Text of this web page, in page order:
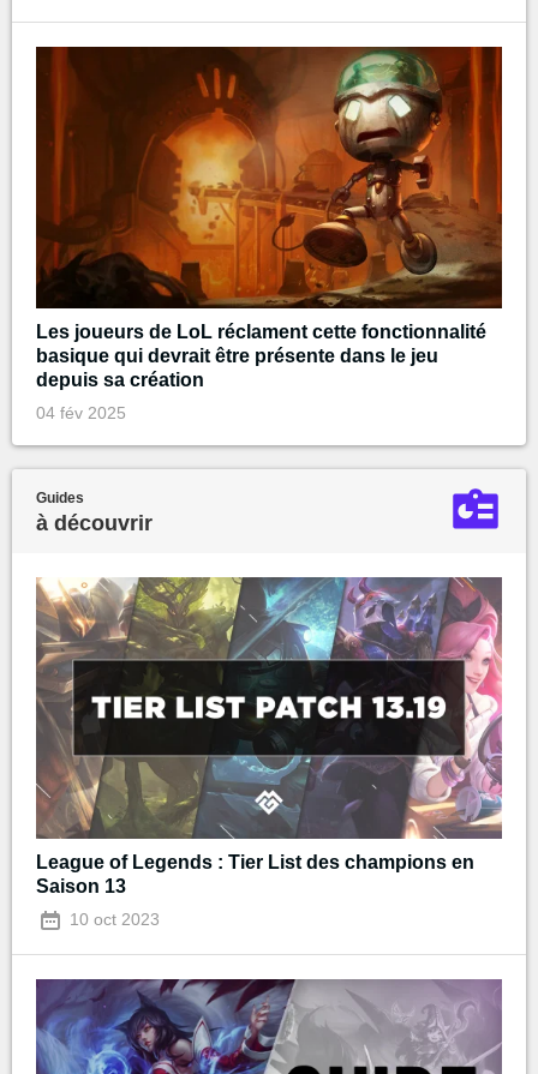
Les joueurs de LoL réclament cette fonctionnalité
basique qui devrait être présente dans le jeu
depuis sa création
04 fév 2025
Guides
à découvrir
League of Legends : Tier List des champions en
Saison 13
10 oct 2023